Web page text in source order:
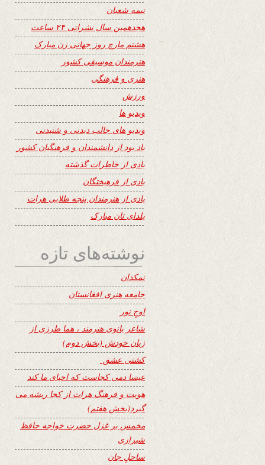
نیمه شعبان
هجدهمین سال نشراتی ۲۴ ساعت
هشتم مارچ روز جهانی زن مبارک
هنرمندان موسیقی کشور
هنری و فرهنگی
ورزش
ویدیو ها
ویدیو های جالب دیدنی و شنیدنی
یاد بود از دانشمندان و فرهنگیان کشور
یادی از خاطرات گذشته
یادی از فرهیختگان
یادی از هنرمندان پنجه طلایی هرات
یلدای تان مبارک
نوشته‌های تازه
نمکدان
جامعه هنری افغانستان
اوجِ نور
شاعر بانوی هنرمند ، هما طرزی از
زبان خودش (بخش دوم)
کشتی عشق
عیسا دمی کجاست که احیای ما کند
هویت و فرهنگ هرات از کجا ریشه می
گیرد(بخش هفتم)
مخمس بر غزل حضرت خواجه حافظ
شیرازی
ساحلِ جان